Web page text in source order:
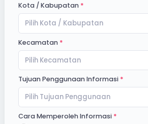
Kota / Kabupatan
Pilih Kota / Kabupatan
Kecamatan
Pilih Kecamatan
Tujuan Penggunaan Informasi
Pilih Tujuan Penggunaan
Cara Memperoleh Informasi